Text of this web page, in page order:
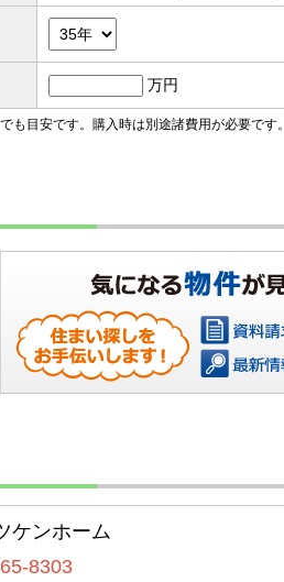
万円
も目安です。購入時は別途諸費用が必要です。
ケンホーム
8303